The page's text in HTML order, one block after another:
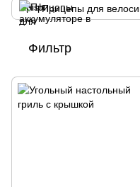
Прицепы для
Фильтр